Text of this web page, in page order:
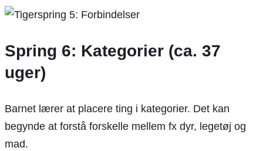
Spring 6: Kategorier (ca. 37
uger)
Barnet lærer at placere ting i kategorier. Det kan
begynde at forstå forskelle mellem fx dyr, legetøj og
mad.